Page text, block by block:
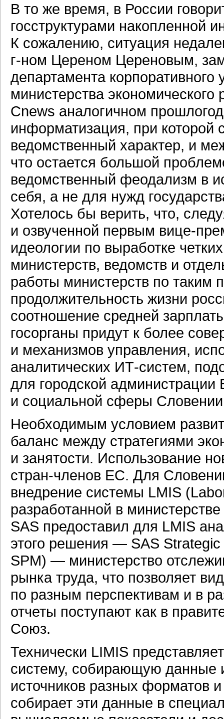
В то же время, в России
госструктурами накопленной
К сожалению, ситуация
г-ном Цереном Цереновым,
департамента
министерства экономического
Cnews аналогичном
информатизация, при которой
ведомственный характер, и
что остается большой
ведомственный феодализм в
себя, а не для нужд
Хотелось бы верить, что,
и озвученной первым вице-
идеологии по выработке
министерств, ведомств и
работы министерств по таким
продолжительность жизни
соотношение средней
госорганы придут к более
и механизмов управления,
аналитических ИТ-систем,
для городской
и социальной сферы
Необходимым условием
баланс между стратегиями
и занятости. Использование
стран-членов ЕС. Для
внедрение системы LMIS
разработанной в
SAS предоставил для LMIS
этого решения — SAS
SPM) — министерство
рынка труда, что позволяет
по разным перспективам и в
отчеты поступают как в
Союз.
Технически LIMIS
систему, собирающую данные
источников разных форматов
собирает эти данные в